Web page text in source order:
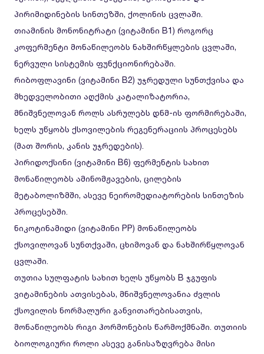
პირიმიდინების სინთეზში, ქოლინის ცვლაში.
თიამინის მონონიტრატი (ვიტამინი B1) როგორც
კოფერმენტი მონაწილეობს ნახშირწყლების ცვლაში,
ნერვული სისტემის ფუნქციონირებაში.
რიბოფლავინი (ვიტამინი B2) უჯრედული სუნთქვისა და
მხედველობითი აღქმის კატალიზატორია,
მნიშვნელოვან როლს ასრულებს დნმ-ის ფორმირებაში,
ხელს უწყობს ქსოვილების რეგენერაციის პროცესებს
(მათ შორის, კანის უჯრედების).
პირიდოქსინი (ვიტამინი B6) ფერმენტის სახით
მონაწილეობს ამინომჟავების, ცილების
მეტაბოლიზმში, ასევე ნეირომედიატორების სინთეზის
პროცესებში.
ნიკოტინამიდი (ვიტამინი PP) მონაწილეობს
ქსოვილოვან სუნთქვაში, ცხიმოვან და ნახშირწყლოვან
ცვლაში.
თუთია სულფატის სახით ხელს უწყობს B ჯგუფის
ვიტამინების ათვისებას, მნიშვნელოვანია ძვლის
ქსოვილის ნორმალური განვითარებისათვის,
მონაწილეობს რიგი ჰორმონების წარმოქმნაში. თუთიის
ბიოლოგიური როლი ასევე განისაზღვრება მისი